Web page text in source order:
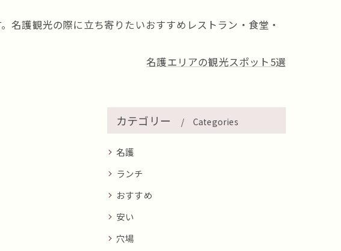
名護観光の際に立ち寄りたいおすすめレストラン・食堂・
名護エリアの観光スポット5選
カテゴリー Categories
名護
ランチ
おすすめ
安い
穴場